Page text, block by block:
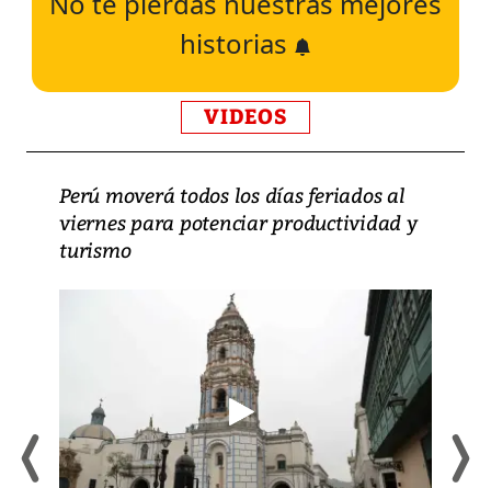
historias
VIDEOS
Perú moverá todos los días feriados al
viernes para potenciar productividad y
turismo